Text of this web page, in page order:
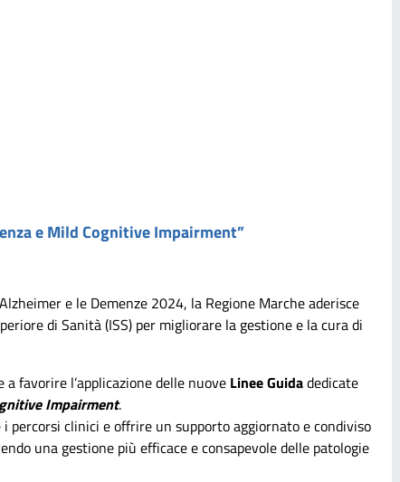
e Mild Cognitive Impairment”
e le Demenze 2024, la Regione Marche aderisce
di Sanità (ISS) per migliorare la gestione e la cura di
favorire l’applicazione delle nuove Linee Guidadedicate
Impairment.
clinici e offrire un supporto aggiornato e condiviso
una gestione più efficace e consapevole delle patologie